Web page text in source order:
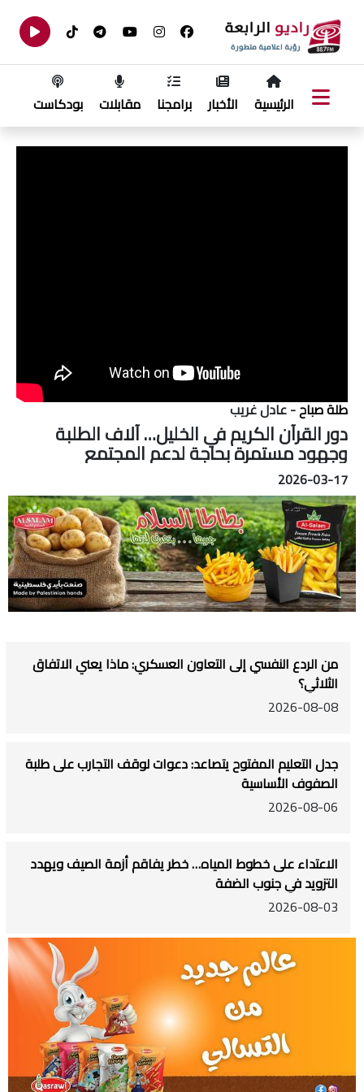
الرئيسية الأخبار برامجنا مقابلات بودكاست
طلة صباح- عادل غريب
دور القرآن الكريم في الخليل… آلاف الطلبة
وجهود مستمرة بحاجة لدعم المجتمع
2026-03-17
من الردع النفسي إلى التعاون العسكري: ماذا يعني الاتفاق
الثلاثي؟
2026-08-08
جدل التعليم المفتوح يتصاعد: دعوات لوقف التجارب على طلبة
الصفوف الأساسية
2026-08-06
الاعتداء على خطوط المياه… خطر يفاقم أزمة الصيف ويهدد
التزويد في جنوب الضفة
2026-08-03